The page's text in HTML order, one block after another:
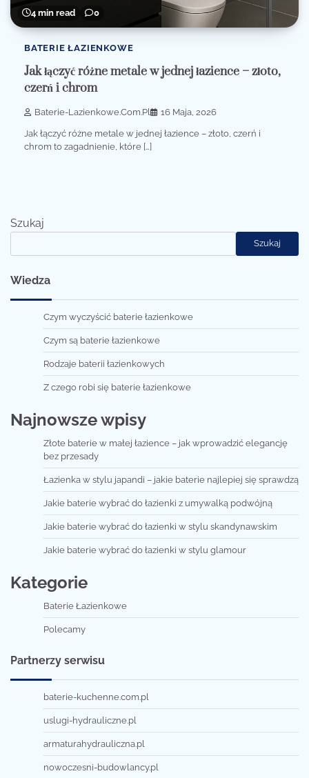
4 min read 0
BATERIE ŁAZIENKOWE
Jak łączyć różne metale w jednej łazience – złoto,
czerń i chrom
Baterie-Lazienkowe.com.pl 16 Maja, 2026
Jak łączyć różne metale w jednej łazience – złoto, czerń i
chrom to zagadnienie, które […]
Szukaj
Szukaj
Wiedza
Czym wyczyścić baterie łazienkowe
Czym są baterie łazienkowe
Rodzaje baterii łazienkowych
Z czego robi się baterie łazienkowe
Najnowsze wpisy
Złote baterie w małej łazience – jak wprowadzić elegancję
bez przesady
Łazienka w stylu japandi – jakie baterie najlepiej się sprawdzą
Jakie baterie wybrać do łazienki z umywalką podwójną
Jakie baterie wybrać do łazienki w stylu skandynawskim
Jakie baterie wybrać do łazienki w stylu glamour
Kategorie
Baterie Łazienkowe
Polecamy
Partnerzy serwisu
baterie-kuchenne.com.pl
uslugi-hydrauliczne.pl
armaturahydrauliczna.pl
nowoczesni-budowlancy.pl